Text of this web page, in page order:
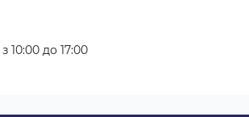
10:00 до 17:00